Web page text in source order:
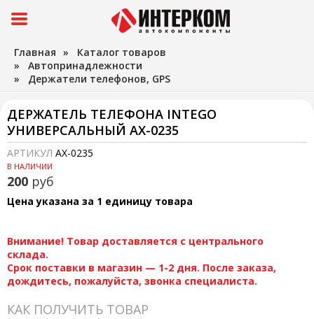
Главная » Каталог товаров
» Автопринадлежности
» Держатели телефонов, GPS
ДЕРЖАТЕЛЬ ТЕЛЕФОНА INTEGO
УНИВЕРСАЛЬНЫЙ AX-0235
АРТИКУЛ AX-0235
В НАЛИЧИИ
200 руб
Цена указана за 1 единицу товара
Внимание! Товар доставляется с центрального
склада.
Срок поставки в магазин — 1-2 дня. После заказа,
дождитесь, пожалуйста, звонка специалиста.
КАК ПОЛУЧИТЬ ТОВАР